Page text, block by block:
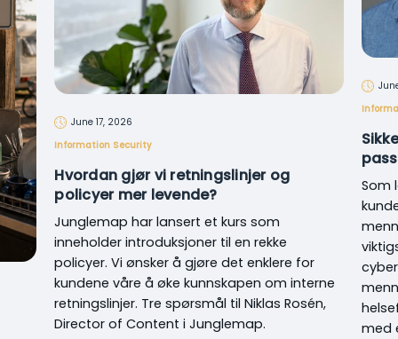
June 17, 2026
Information Security
Hvordan gjør vi retningslinjer og
policyer mer levende?
Junglemap har lansert et kurs som
inneholder introduksjoner til en rekke
policyer. Vi ønsker å gjøre det enklere for
kundene våre å øke kunnskapen om interne
retningslinjer. Tre spørsmål til Niklas Rosén,
Director of Content i Junglemap.
Som
med